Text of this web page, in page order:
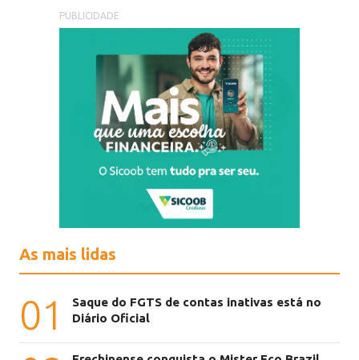
PUBLICIDADE
As mais lidas
01
Saque do FGTS de contas inativas está no
Diário Oficial